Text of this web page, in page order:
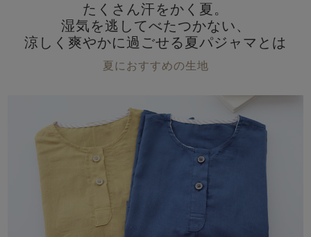
たくさん汗をかく夏。
湿気を逃してべたつかない、
涼しく爽やかに過ごせる夏パジャマとは
夏におすすめの生地